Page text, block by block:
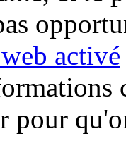
activé
pour